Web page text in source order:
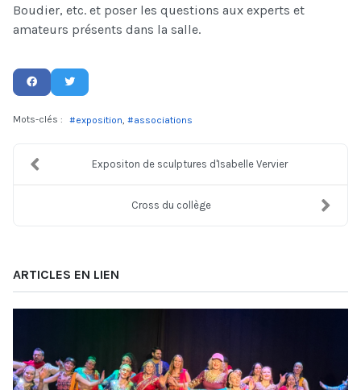
Boudier, etc. et poser les questions aux experts et
amateurs présents dans la salle.
Mots-clés : exposition associations
Expositon de sculptures d'Isabelle Vervier
Cross du collège
ARTICLES EN LIEN